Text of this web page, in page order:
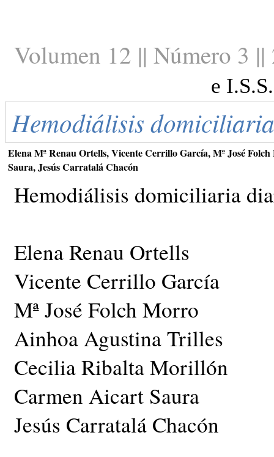
Volumen 12 || Número 3 ||
e
Hemodiálisis
Elena Mª Renau Ortells, Vicente Cerrillo García, Mª José
Saura, Jesús Carratalá Chacón
Hemodiálisis domiciliaria
Elena Renau Ortells
Vicente Cerrillo García
Mª José Folch Morro
Ainhoa Agustina Trilles
Cecilia Ribalta Morillón
Carmen Aicart Saura
Jesús Carratalá Chacón